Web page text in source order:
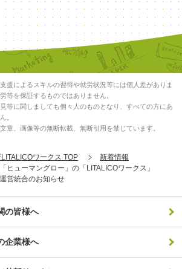
援によるスキルの習得や就労状況等には個人差がありま
等を保証するものではありません。
等に関しましても個々人のものとなり、すべての方にあ
。
章、画像等の無断転載、無断引用を禁じています。
ワークス TOP
新着情報
ヒューマングロー」の「LITALICOワークス」
営統合のお知らせ
の皆様へ
企業様へ